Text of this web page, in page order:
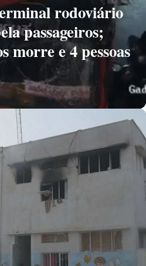
rodoviário
passageiros;
morre e 4 pessoas